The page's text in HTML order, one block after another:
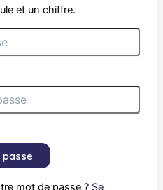
et un chiffre.
passe
mot de passe ? Se